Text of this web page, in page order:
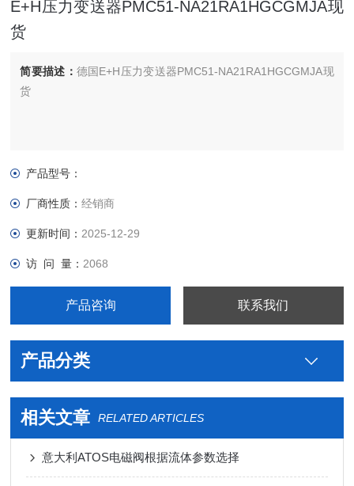
E+H压力变送器PMC51-NA21RA1HGCGMJA现
货
简要描述： 德国E+H压力变送器PMC51-NA21RA1HGCGMJA现
货
产品型号：
厂商性质：经销商
更新时间： 2025-12-29
访 问 量： 2068
产品咨询 联系我们
产品分类
相关文章 RELATED ARTICLES
意大利ATOS电磁阀根据流体参数选择